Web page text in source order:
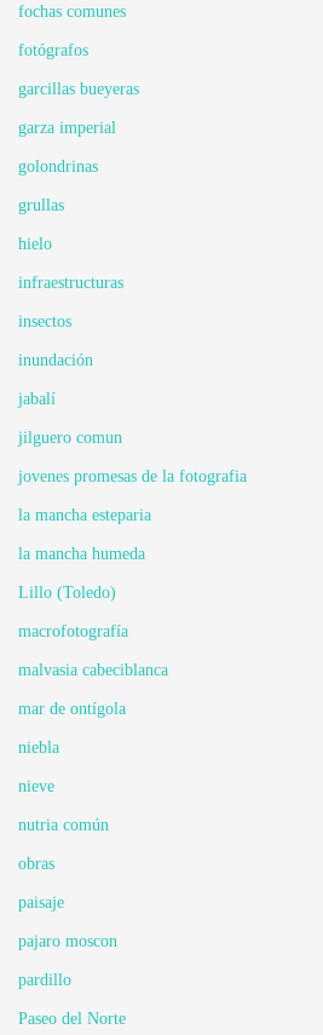
fochas comunes
fotógrafos
garcillas bueyeras
garza imperial
golondrinas
grullas
hielo
infraestructuras
insectos
inundación
jabalí
jilguero comun
jovenes promesas de la fotografia
la mancha esteparia
la mancha humeda
Lillo (Toledo)
macrofotografía
malvasia cabeciblanca
mar de ontígola
niebla
nieve
nutria común
obras
paisaje
pajaro moscon
pardillo
Paseo del Norte